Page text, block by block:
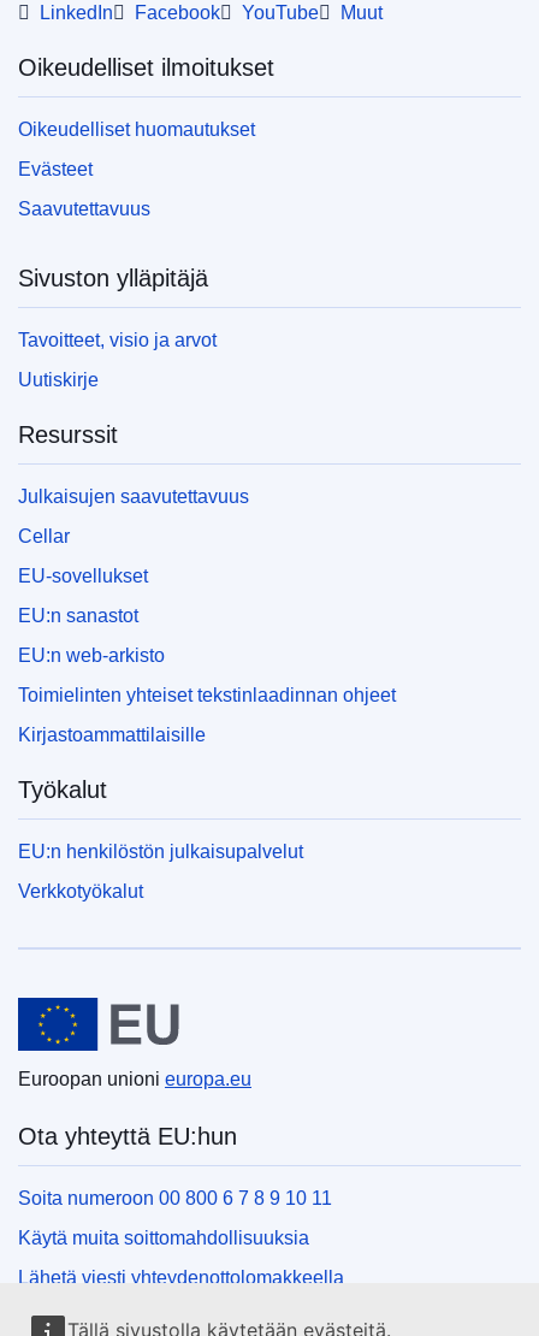
Tällä sivustolla käytetään evästeitä.
LinkedIn Facebook YouTube Muut
Oikeudelliset ilmoitukset
Oikeudelliset huomautukset
Evästeet
Saavutettavuus
Sivuston ylläpitäjä
Tavoitteet, visio ja arvot
Uutiskirje
Resurssit
Julkaisujen saavutettavuus
Cellar
EU-sovellukset
EU:n sanastot
EU:n web-arkisto
Toimielinten yhteiset tekstinlaadinnan ohjeet
Kirjastoammattilaisille
Työkalut
EU:n henkilöstön julkaisupalvelut
Verkkotyökalut
Euroopan unioni
Euroopan unioni europa.eu
Ota yhteyttä EU:hun
Soita numeroon 00 800 6 7 8 9 10 11
Käytä muita soittomahdollisuuksia
Lähetä viesti yhteydenottolomakkeella
Käy EU:n tiedotuspisteessä